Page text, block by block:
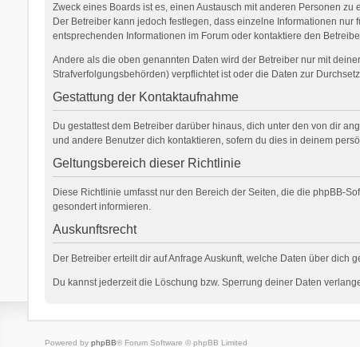
Zweck eines Boards ist es, einen Austausch mit anderen Personen
Der Betreiber kann jedoch festlegen, dass einzelne Informationen
entsprechenden Informationen im Forum oder kontaktiere den
Andere als die oben genannten Daten wird der Betreiber nur mit
Strafverfolgungsbehörden) verpflichtet ist oder die Daten zur
Gestattung der Kontaktaufnahme
Du gestattest dem Betreiber darüber hinaus, dich unter den von dir
und andere Benutzer dich kontaktieren, sofern du dies in deinem
Geltungsbereich dieser Richtlinie
Diese Richtlinie umfasst nur den Bereich der Seiten, die die phpBB-
gesondert informieren.
Auskunftsrecht
Der Betreiber erteilt dir auf Anfrage Auskunft, welche Daten über dich
Du kannst jederzeit die Löschung bzw. Sperrung deiner Daten
Powered by phpBB® Forum Software © phpBB Limited